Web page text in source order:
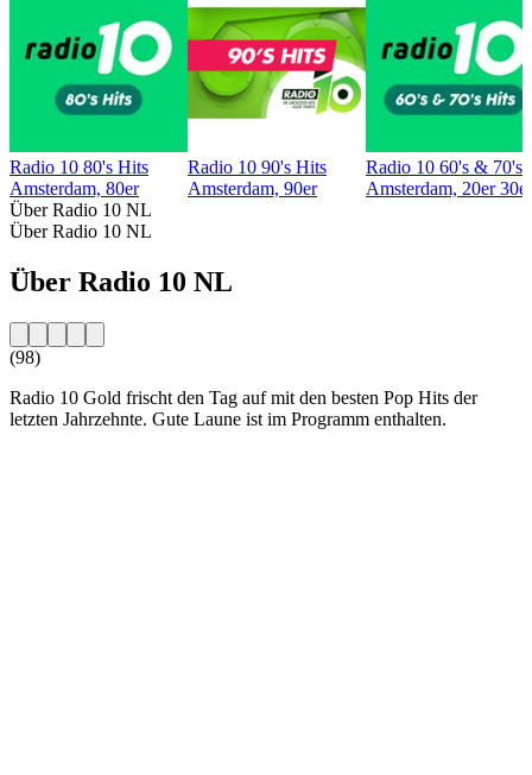
Radio 10 80's Hits
Amsterdam, 80er
Radio 10 90's Hits
Amsterdam, 90er
Radio 10 60's & 70's
Amsterdam, 20er
Über Radio 10 NL
Über Radio 10 NL
Über Radio 10 NL
(98)
Radio 10 Gold frischt den Tag auf mit den besten Pop Hits der
letzten Jahrzehnte. Gute Laune ist im Programm enthalten.